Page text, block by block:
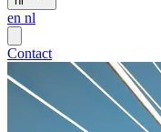
en nl
Contact